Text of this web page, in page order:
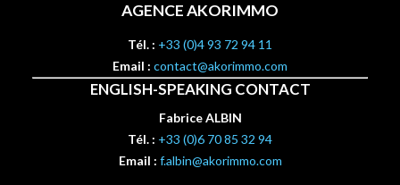
AGENCE AKORIMMO
Tél. : +33 (0)4 93 72 94 11
Email : contact@akorimmo.com
ENGLISH-SPEAKING CONTACT
Fabrice ALBIN
Tél. : +33 (0)6 70 85 32 94
Email : f.albin@akorimmo.com